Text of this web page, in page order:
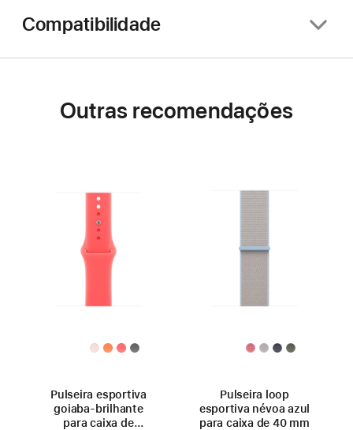
Compatibilidade
Outras recomendações
Pulseira esportiva
goiaba-brilhante
para caixa de
Pulseira loop
esportiva névoa azul
para caixa de 40 mm